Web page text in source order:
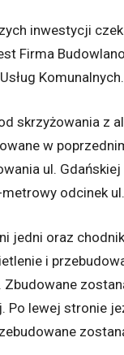
inwestycji
Firma
Komunalnych.
skrzyżowania z
w
ul. Gdańskiej
odcinek
jedni oraz
i
Po lewej stronie